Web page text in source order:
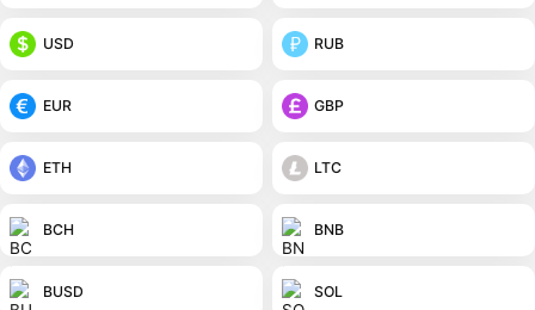
USD RUB
EUR GBP
ETH LTC
BCH BNB
BUSD SOL